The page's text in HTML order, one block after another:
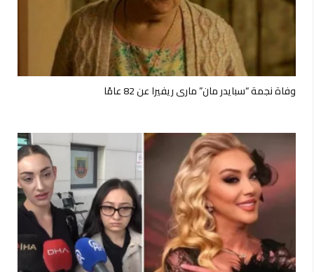
وفاة نجمة “سبايدر مان” ماري ريفيرا عن 82 عامًا